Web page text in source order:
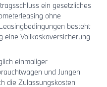
ein gesetzliches
ohne
besteht
eine Vollkaskoversicherung
einmaliger
und Jungen
die Zulassungskosten